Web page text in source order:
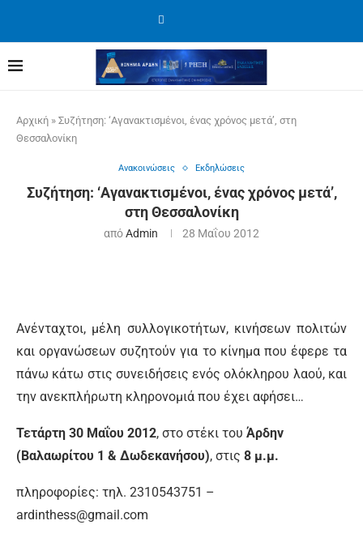
Αρχική » Συζήτηση: ‘Αγανακτισμένοι, ένας χρόνος μετά’, στη
Θεσσαλονίκη
Ανακοινώσεις Εκδηλώσεις
Συζήτηση: ‘Αγανακτισμένοι, ένας χρόνος μετά’,
στη Θεσσαλονίκη
απόAdmin 28 Μαΐου 2012
Ανένταχτοι, μέλη συλλογικοτήτων, κινήσεων πολιτών
και οργανώσεων συζητούν για το κίνημα που έφερε τα
πάνω κάτω στις συνειδήσεις ενός ολόκληρου λαού, και
την ανεκπλήρωτη κληρονομιά που έχει αφήσει…
Τετάρτη 30 Μαΐου 2012, στο στέκι του Άρδην
(Βαλαωρίτου 1 & Δωδεκανήσου), στις 8 μ.μ.
πληροφορίες: τηλ. 2310543751 –
ardinthess@gmail.com